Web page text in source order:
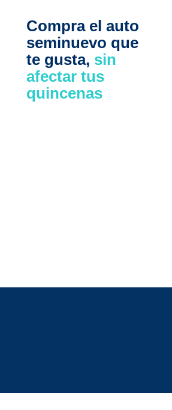
Compra el auto
seminuevo que
te gusta, sin
afectar tus
quincenas